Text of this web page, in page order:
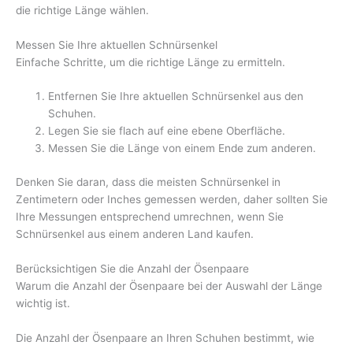
die richtige Länge wählen.
Messen Sie Ihre aktuellen Schnürsenkel
Einfache Schritte, um die richtige Länge zu ermitteln.
Entfernen Sie Ihre aktuellen Schnürsenkel aus den
Schuhen.
Legen Sie sie flach auf eine ebene Oberfläche.
Messen Sie die Länge von einem Ende zum anderen.
Denken Sie daran, dass die meisten Schnürsenkel in
Zentimetern oder Inches gemessen werden, daher sollten Sie
Ihre Messungen entsprechend umrechnen, wenn Sie
Schnürsenkel aus einem anderen Land kaufen.
Berücksichtigen Sie die Anzahl der Ösenpaare
Warum die Anzahl der Ösenpaare bei der Auswahl der Länge
wichtig ist.
Die Anzahl der Ösenpaare an Ihren Schuhen bestimmt, wie